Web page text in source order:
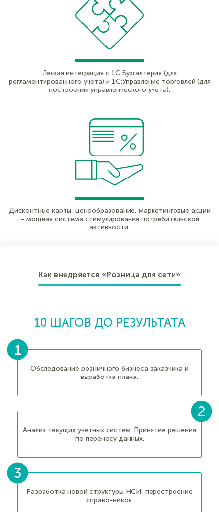
Легкая интеграция с 1С:Бухгалтерия (для
регламентированного учета) и 1С:Управление торговлей (для
построения управленческого учета).
Дисконтные карты, ценообразование, маркетинговые акции
– мощная система стимулирования потребительской
активности.
Как внедряется «Розница для сети»
10 ШАГОВ ДО РЕЗУЛЬТАТА
Обследование розничного бизнеса заказчика и
выработка плана.
Анализ текущих учетных систем. Принятие решения
по переносу данных.
Разработка новой структуры НСИ, перестроение
справочников.